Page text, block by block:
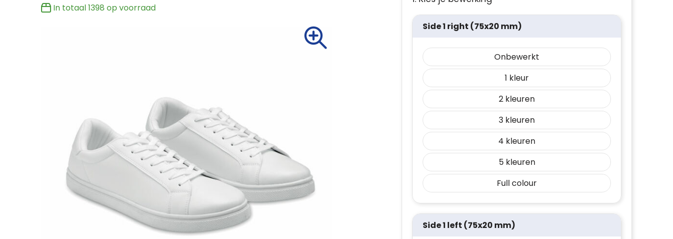
In totaal1398 op voorraad
Side 1 right (75x20 mm)
Onbewerkt
1
2
3
4
5
Full colour
Side 1 left (75x20 mm)